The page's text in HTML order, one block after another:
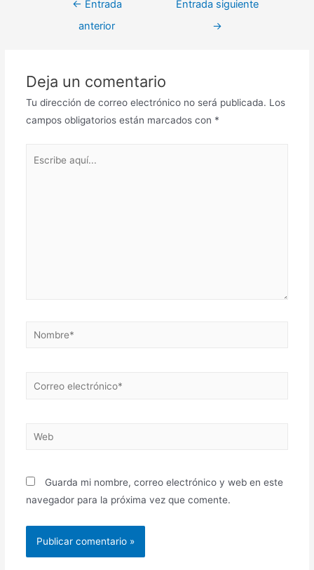
← Entrada
anterior
Entrada siguiente
→
Deja un comentario
Tu dirección de correo electrónico no será publicada. Los
campos obligatorios están marcados con *
Nombre*
Correo
Web
Guarda mi nombre, correo electrónico y web en este
navegador para la próxima vez que comente.